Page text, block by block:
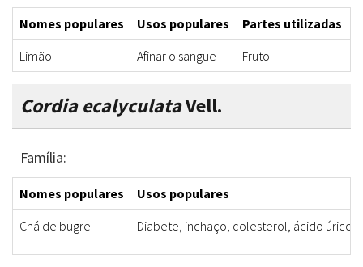
Nomes populares Usos populares Partes utilizadas
Limão
Afinar o sangue Fruto
Cordia ecalyculataVell.
Família:
Nomes populares
Usos populares
Chá de bugre
Diabete, inchaço, colesterol, ácido úrico